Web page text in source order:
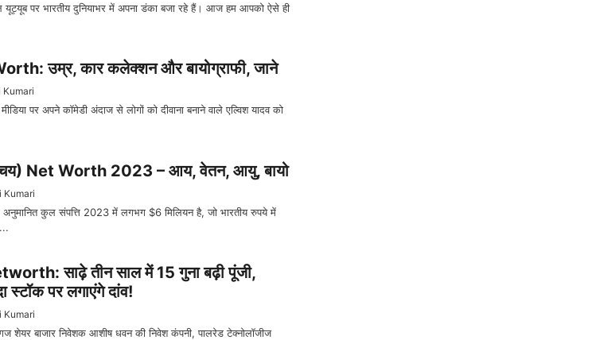
पर भारतीय दुनियाभर में अपना डंका बजा रहे हैं। आज हम आपको ऐसे ही
उम्र, कार कलेक्शन और बायोग्राफी, जाने
Kumari
पर अपने कॉमेडी अंदाज से लोगों को दीवाना बनाने वाले एल्विश यादव को
Net Worth 2023 – आय, वेतन, आयु, बायो
Kumari
कुल संपत्ति 2023 में लगभग $6 मिलियन है, जो भारतीय रुपये में
साढ़े तीन साल में 15 गुना बढ़ी पूंजी,
पर लगाएंगे दांव!
Kumari
बाजार निवेशक आशीष धवन की निवेश कंपनी, पालरेड टेक्नोलॉजीज